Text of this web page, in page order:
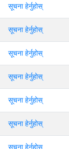
सूचना हेर्नुहोस्
सूचना हेर्नुहोस्
सूचना हेर्नुहोस्
सूचना हेर्नुहोस्
सूचना हेर्नुहोस्
सूचना हेर्नुहोस्
सूचना हेर्नुहोस्